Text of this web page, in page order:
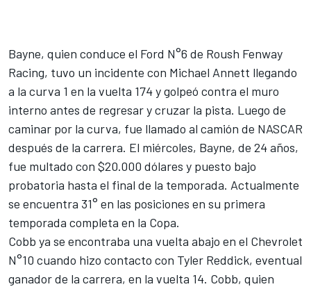
Bayne, quien conduce el Ford N°6 de Roush Fenway
Racing, tuvo un incidente con Michael Annett llegando
a la curva 1 en la vuelta 174 y golpeó contra el muro
interno antes de regresar y cruzar la pista. Luego de
caminar por la curva, fue llamado al camión de NASCAR
después de la carrera. El miércoles, Bayne, de 24 años,
fue multado con $20.000 dólares y puesto bajo
probatoria hasta el final de la temporada. Actualmente
se encuentra 31° en las posiciones en su primera
temporada completa en la Copa.
Cobb ya se encontraba una vuelta abajo en el Chevrolet
N°10 cuando hizo contacto con Tyler Reddick, eventual
ganador de la carrera, en la vuelta 14. Cobb, quien